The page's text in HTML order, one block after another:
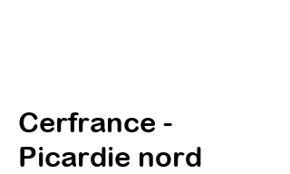
Cerfrance -
Picardie nord